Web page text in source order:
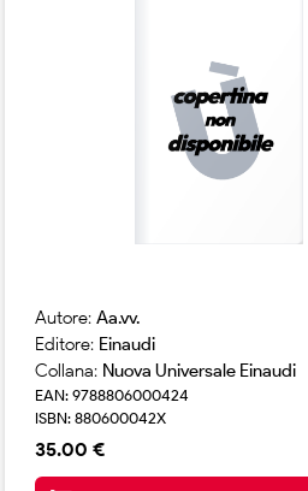
Autore: Aa.vv.
Editore: Einaudi
Collana: Nuova Universale Einaudi
EAN: 9788806000424
ISBN: 880600042X
35.00 €